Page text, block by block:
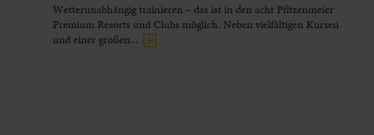
Wetterunabhängig trainieren – das ist in den acht Pfitzenmeier
Premium Resorts und Clubs möglich. Neben vielfältigen Kursen
und einer großen...